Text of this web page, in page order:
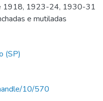
1918, 1923-24, 1930-31
e mutiladas
(SP)
10/570